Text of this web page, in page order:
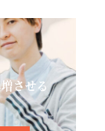
させる